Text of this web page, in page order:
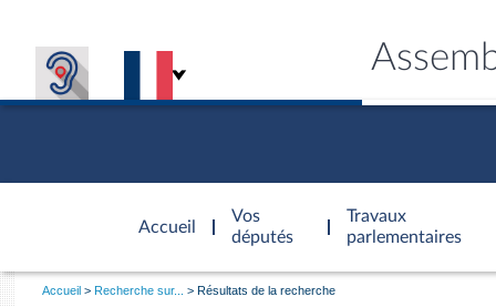
Accueil
d'accueil
Vos
députés
Travaux
parlementaires
Vous
Accueil Recherche sur... Résultats de la recherche